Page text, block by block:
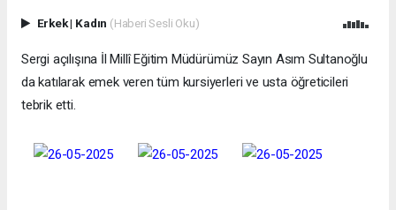
Erkek| Kadın (Haberi Sesli Oku)
Sergi açılışına İl Millî Eğitim Müdürümüz Sayın Asım Sultanoğlu
da katılarak emek veren tüm kursiyerleri ve usta öğreticileri
tebrik etti.